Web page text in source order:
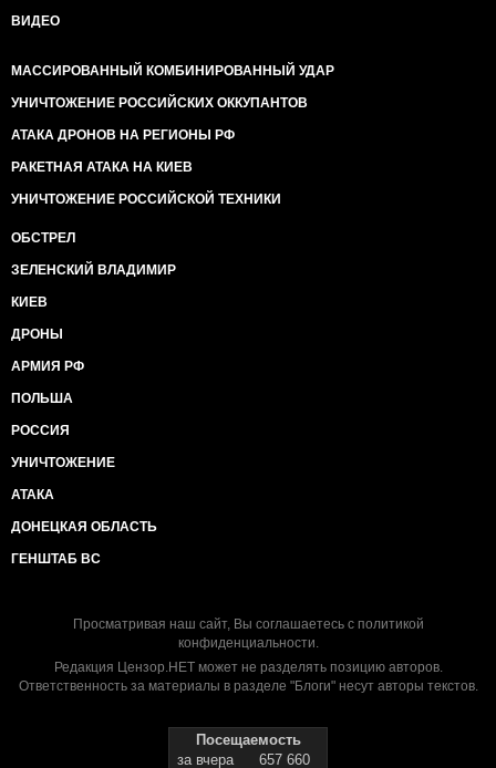
ВИДЕО
МАССИРОВАННЫЙ КОМБИНИРОВАННЫЙ УДАР
УНИЧТОЖЕНИЕ РОССИЙСКИХ ОККУПАНТОВ
АТАКА ДРОНОВ НА РЕГИОНЫ РФ
РАКЕТНАЯ АТАКА НА КИЕВ
УНИЧТОЖЕНИЕ РОССИЙСКОЙ ТЕХНИКИ
ОБСТРЕЛ
ЗЕЛЕНСКИЙ ВЛАДИМИР
КИЕВ
ДРОНЫ
АРМИЯ РФ
ПОЛЬША
РОССИЯ
УНИЧТОЖЕНИЕ
АТАКА
ДОНЕЦКАЯ ОБЛАСТЬ
ГЕНШТАБ ВС
Просматривая наш сайт, Вы соглашаетесь с политикой
конфиденциальности.
Редакция Цензор.НЕТ может не разделять позицию авторов.
Ответственность за материалы в разделе "Блоги" несут авторы текстов.
Посещаемость
за вчера
657 660